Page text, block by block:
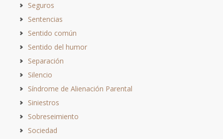
Seguros
Sentencias
Sentido común
Sentido del humor
Separación
Silencio
Síndrome de Alienación Parental
Siniestros
Sobreseimiento
Sociedad